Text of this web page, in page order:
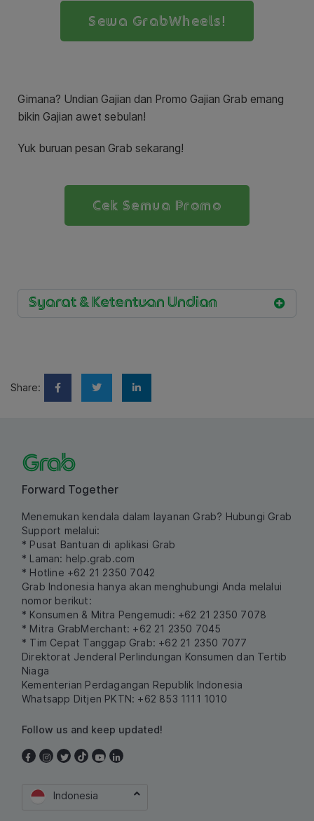
Sewa GrabWheels!
Gimana? Undian Gajian dan Promo Gajian Grab emang
bikin Gajian awet sebulan!
Yuk buruan pesan Grab sekarang!
Cek Semua Promo
Syarat & Ketentuan Undian
Share:
Forward Together
Menemukan kendala dalam layanan Grab? Hubungi Grab
Support melalui:
* Pusat Bantuan di aplikasi Grab
* Laman: help.grab.com
* Hotline +62 21 2350 7042
Grab Indonesia hanya akan menghubungi Anda melalui
nomor berikut:
* Konsumen & Mitra Pengemudi: +62 21 2350 7078
* Mitra GrabMerchant: +62 21 2350 7045
* Tim Cepat Tanggap Grab: +62 21 2350 7077
Direktorat Jenderal Perlindungan Konsumen dan Tertib
Niaga
Kementerian Perdagangan Republik Indonesia
Whatsapp Ditjen PKTN: +62 853 1111 1010
Follow us and keep updated!
Indonesia